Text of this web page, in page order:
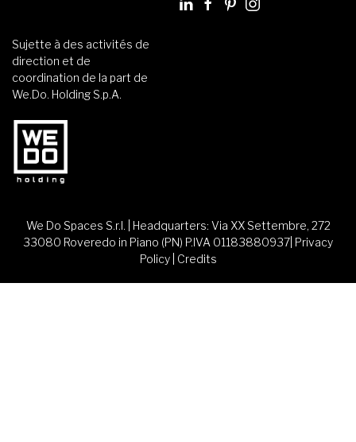
Sujette à des activités de
direction et de
coordination de la part de
We.Do. Holding S.p.A.
We Do Spaces S.r.l. | Headquarters: Via XX Settembre, 272
33080 Roveredo in Piano (PN) P.IVA 01183880937| Privacy
Policy| Credits